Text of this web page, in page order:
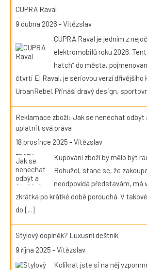
CUPRA Raval
9 dubna 2026 -Vítězslav
CUPRA Raval je jedním z
elektromobilů roku 2026.
hatch“ do města,
čtvrti El Raval, je sériovou verzí dřívějšího
UrbanRebel. Přináší dravý design,
Reklamace zboží: Jak se nenechat odbýt
uplatnit svá práva
18 prosince 2025 -Vítězslav
Kupování zboží by mělo být
Bohužel, stane se, že
neodpovídá představám, má
zkrátka po krátké době porouchá. V
do [...]
Stylový doplněk? Luxusní deštník
9 října 2025 -Vítězslav
Kolikrát jste si na něj